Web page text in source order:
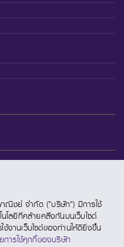
ชย์ จำกัด ("บริษัท") มีการใช้
นโลยีที่คล้ายคลึงกันบนเว็บไซต์
งานเว็บไซต์ของท่านให้ดียิ่งขึ้น
การใช้คุกกี้ของบริษัท